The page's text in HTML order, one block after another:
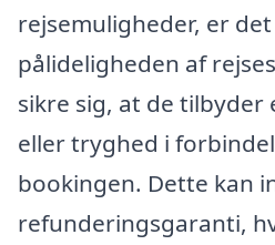
rejsemuligheder, er
pålideligheden af
sikre sig, at de
eller tryghed i
bookingen. Dette kan
refunderingsgaranti,